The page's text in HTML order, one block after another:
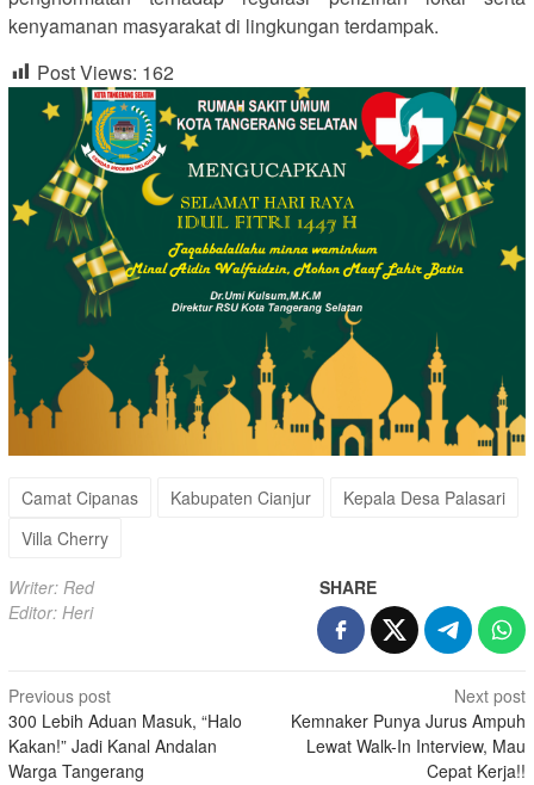
kenyamanan masyarakat di lingkungan terdampak.
Post Views: 162
Camat Cipanas Kabupaten Cianjur
Kepala Desa Palasari
Villa Cherry
Writer: Red
Editor: Heri
SHARE
Post
navigation
Previous post
300 Lebih Aduan Masuk, “Halo
Kakan!” Jadi Kanal Andalan
Warga Tangerang
Next post
Kemnaker Punya Jurus Ampuh
Lewat Walk-In Interview, Mau
Cepat Kerja!!